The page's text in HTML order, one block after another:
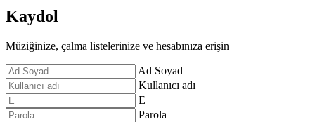
Kaydol
Müziğinize, çalma listelerinize ve hesabınıza erişin
Ad Soyad
Kullanıcı adı
E
Parola